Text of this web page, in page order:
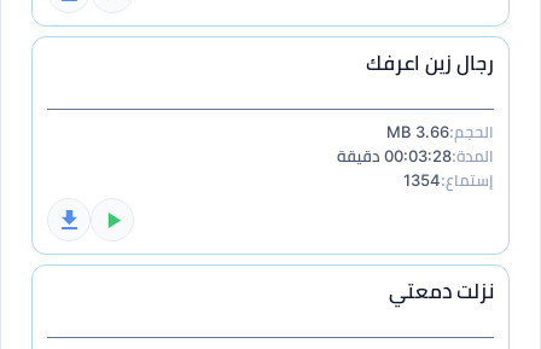
رجال زين اعرفك
الحجم:3.66 MB
المدة:00:03:28 دقيقة
إستماع:1354
نزلت دمعتي